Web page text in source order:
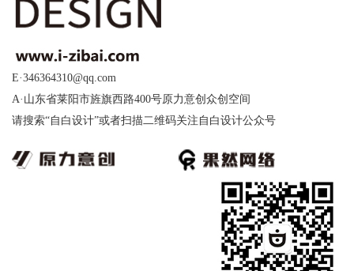
E·346364310@qq.com
A·山东省莱阳市旌旗西路400号原力意创众创空间
请搜索“自白设计”或者扫描二维码关注自白设计公众号